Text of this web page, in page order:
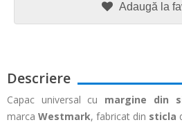
Adaugă la
Descriere
Capac universal cu margine din
marca Westmark, fabricat din sticla